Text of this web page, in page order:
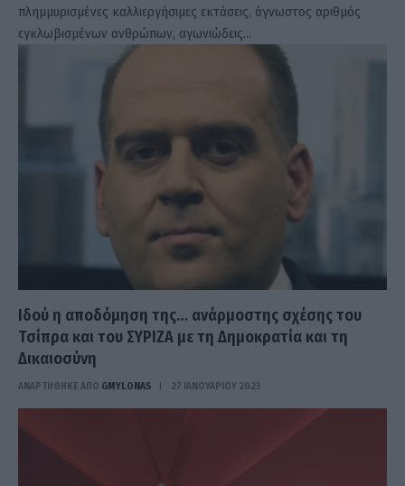
πλημμυρισμένες καλλιεργήσιμες εκτάσεις, άγνωστος αριθμός
εγκλωβισμένων ανθρώπων, αγωνιώδεις…
Ιδού η αποδόμηση της… ανάρμοστης σχέσης του
Τσίπρα και του ΣΥΡΙΖΑ με τη Δημοκρατία και τη
Δικαιοσύνη
ΑΝΑΡΤΗΘΗΚΕ ΑΠΟ GMYLONAS 27 ΙΑΝΟΥΑΡΊΟΥ 2023